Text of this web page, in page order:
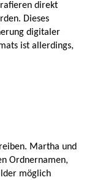
direkt
Dieses
digitaler
ist allerdings,
Martha und
Ordnernamen,
möglich